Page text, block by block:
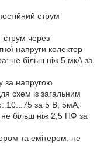
струм
через
напруги колектор-
не більш ніж 5 мкА за
за напругою
схем із загальним
10...75 за 5 В; 5мА;
не більш ніж 2,5 ПФ за
та емітером: не